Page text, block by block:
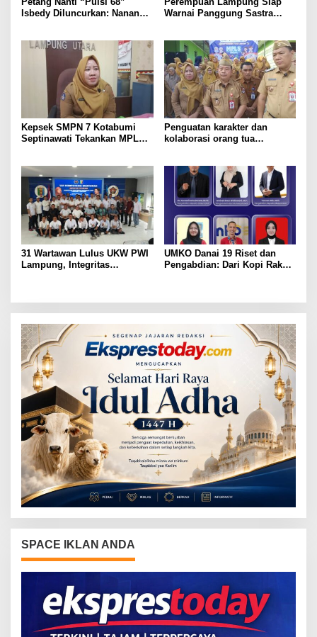
Isbedy Diluncurkan: Nanang
Warnai Panggung Sastra
Stiawan ZS
Kepsek SMPN 7 Kotabumi
Septinawati Tekankan MPLS
Penguatan karakter dan
kolaborasi orang tua
Lampung Utara
31 Wartawan Lulus UKW PWI
Lampung, Integritas
UMKO Danai 19 Riset dan
Pengabdian: Dari Kopi Rakyat
SPACE IKLAN ANDA